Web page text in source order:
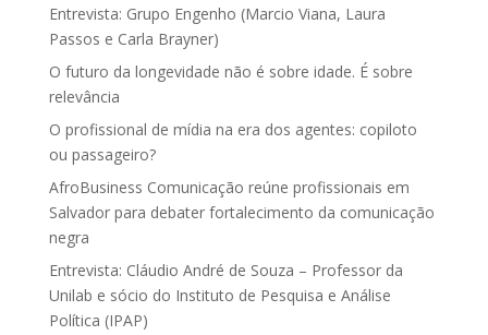
Entrevista: Grupo Engenho (Marcio Viana, Laura
Passos e Carla Brayner)
O futuro da longevidade não é sobre idade. É sobre
relevância
O profissional de mídia na era dos agentes: copiloto
ou passageiro?
AfroBusiness Comunicação reúne profissionais em
Salvador para debater fortalecimento da comunicação
negra
Entrevista: Cláudio André de Souza – Professor da
Unilab e sócio do Instituto de Pesquisa e Análise
Política (IPAP)